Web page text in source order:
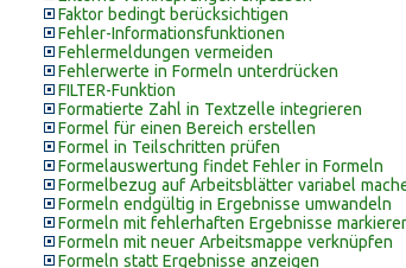
Faktor bedingt berücksichtigen
Fehler-Informationsfunktionen
Fehlermeldungen vermeiden
Fehlerwerte in Formeln unterdrücken
FILTER-Funktion
Formatierte Zahl in Textzelle integrieren
Formel für einen Bereich erstellen
Formel in Teilschritten prüfen
Formelauswertung findet Fehler in Formeln
Formelbezug auf Arbeitsblätter variabel
Formeln endgültig in Ergebnisse umwandeln
Formeln mit fehlerhaften Ergebnisse
Formeln mit neuer Arbeitsmappe verknüpfen
Formeln statt Ergebnisse anzeigen